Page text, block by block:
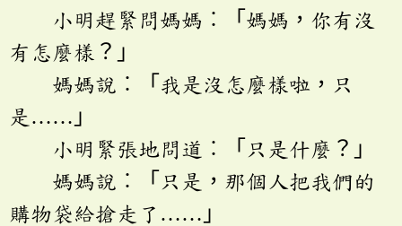
小明趕緊問媽媽︰「媽媽，你有沒
有怎麼樣？」
媽媽說︰「我是沒怎麼樣啦，只
是……」
小明緊張地問道︰「只是什麼？」
媽媽說︰「只是，那個人把我們的
購物袋給搶走了……」